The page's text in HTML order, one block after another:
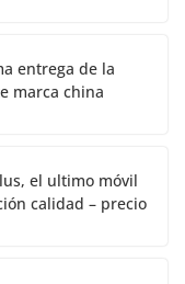
entrega de la
marca china
el ultimo móvil
calidad – precio